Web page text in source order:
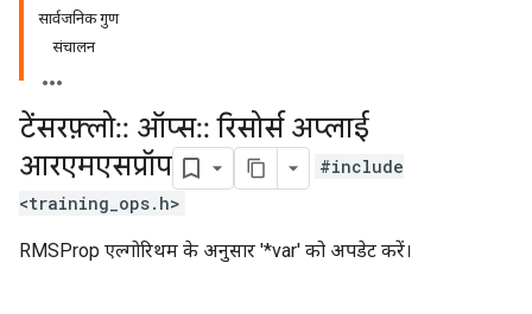
सार्वजनिक गुण
संचालन
टेंसरफ़्लो:: ऑप्स:: रिसोर्स अप्लाई
आरएमएसप्रॉप
#include
<training_ops.h>
RMSProp एल्गोरिथम के अनुसार '*var' को अपडेट करें।